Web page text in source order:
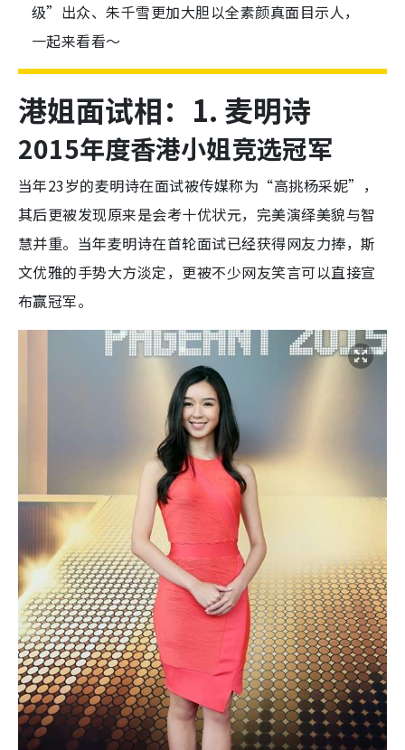
级”出众、朱千雪更加大胆以全素颜真面目示人，
一起来看看～
港姐面试相：1. 麦明诗
2015年度香港小姐竞选冠军
当年23岁的麦明诗在面试被传媒称为“高挑杨采妮”，
其后更被发现原来是会考十优状元，完美演绎美貌与智
慧并重。当年麦明诗在首轮面试已经获得网友力捧，斯
文优雅的手势大方淡定，更被不少网友笑言可以直接宣
布赢冠军。